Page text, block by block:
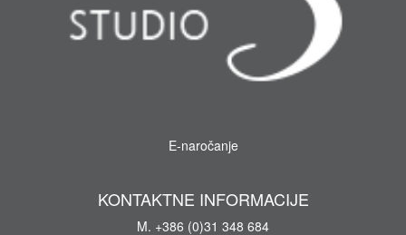
E-naročanje
KONTAKTNE INFORMACIJE
M. +386 (0)31 348 684